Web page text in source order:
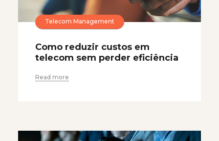
Telecom Management
Como reduzir custos em
telecom sem perder eficiência
Read more